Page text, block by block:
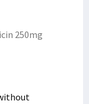
250mg